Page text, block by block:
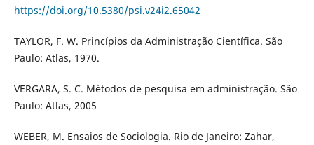
https://doi.org/10.5380/psi.v24i2.65042
TAYLOR, F. W. Princípios da Administração Científica. São
Paulo: Atlas, 1970.
VERGARA, S. C. Métodos de pesquisa em administração. São
Paulo: Atlas, 2005
WEBER, M. Ensaios de Sociologia. Rio de Janeiro: Zahar,